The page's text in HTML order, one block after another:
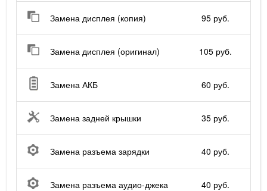
Замена дисплея (копия) 95 руб.
Замена дисплея (оригинал) 105 руб.
Замена АКБ 60 руб.
Замена задней крышки 35 руб.
Замена разъема зарядки 40 руб.
Замена разъема аудио-джека 40 руб.